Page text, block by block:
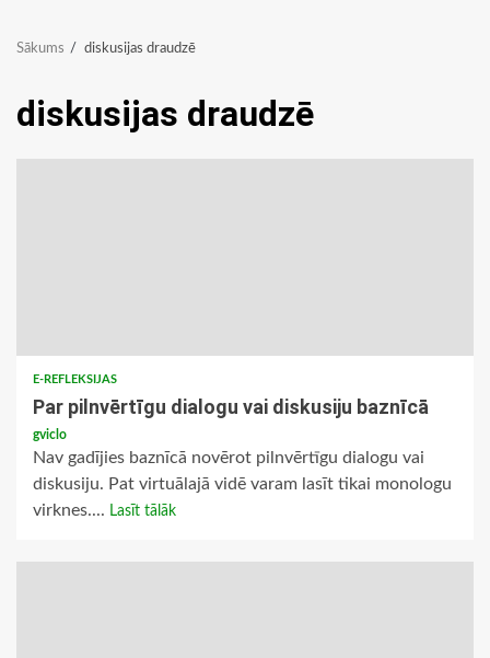
Sākums diskusijas draudzē
diskusijas draudzē
E-REFLEKSIJAS
Par pilnvērtīgu dialogu vai diskusiju baznīcā
gviclo
Nav gadījies baznīcā novērot pilnvērtīgu dialogu vai
diskusiju. Pat virtuālajā vidē varam lasīt tikai monologu
virknes.... Lasīt tālāk